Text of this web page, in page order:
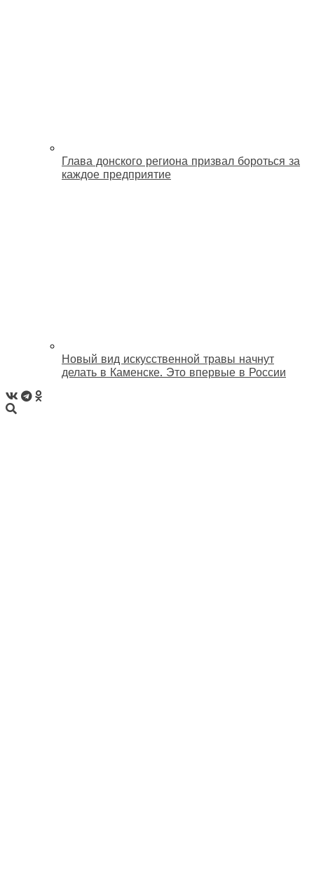
Глава донского региона призвал бороться за
каждое предприятие
Новый вид искусственной травы начнут
делать в Каменске. Это впервые в России